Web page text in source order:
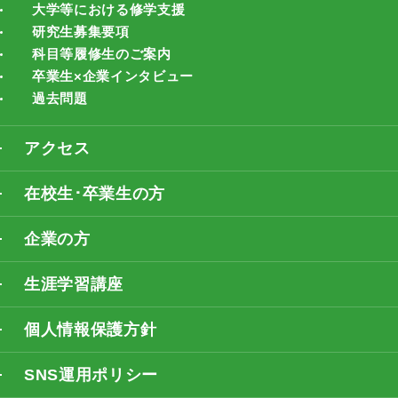
大学等における修学支援
研究生募集要項
科目等履修生のご案内
卒業生×企業インタビュー
過去問題
アクセス
在校生･卒業生の方
企業の方
生涯学習講座
個人情報保護方針
SNS運用ポリシー